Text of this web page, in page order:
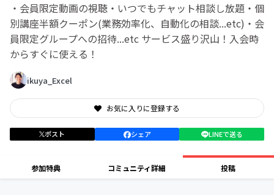
・会員限定動画の視聴・いつでもチャット相談し放題・個
別講座半額クーポン(業務効率化、自動化の相談...etc)・会
員限定グループへの招待...etc サービス盛り沢山！入会時
からすぐに使える！
ikuya_Excel
お気に入りに登録する
ポスト シェア LINEで送る
参加特典 コミュニティ詳細 投稿